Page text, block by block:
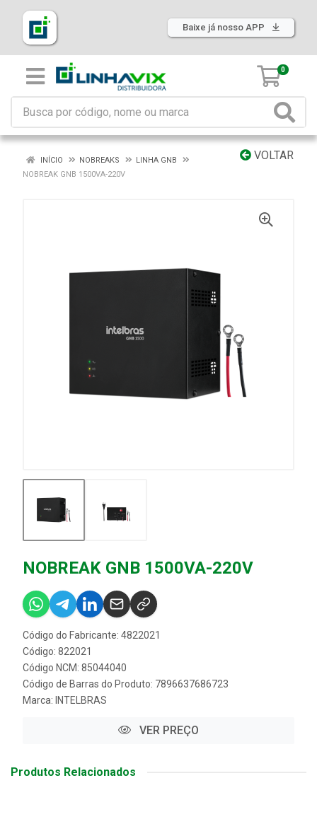
Baixe já nosso APP
0
VOLTAR
INÍCIO NOBREAKS
LINHA GNB
NOBREAK GNB 1500VA-220V
NOBREAK GNB 1500VA-220V
Código do Fabricante: 4822021
Código: 822021
Código NCM: 85044040
Código de Barras do Produto: 7896637686723
Marca: INTELBRAS
VER PREÇO
Produtos Relacionados